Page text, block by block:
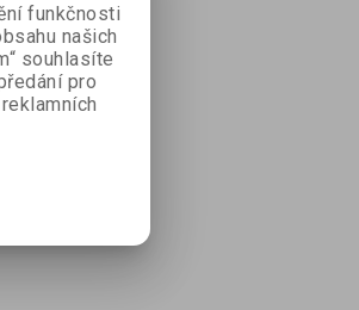
funkčnosti
našich
souhlasíte
pro